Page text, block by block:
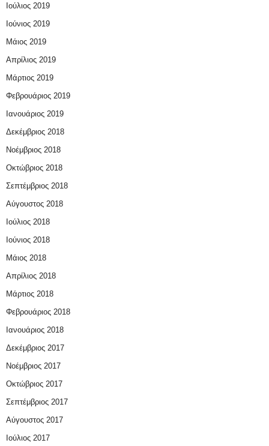
Ιούλιος 2019
Ιούνιος 2019
Μάιος 2019
Απρίλιος 2019
Μάρτιος 2019
Φεβρουάριος 2019
Ιανουάριος 2019
Δεκέμβριος 2018
Νοέμβριος 2018
Οκτώβριος 2018
Σεπτέμβριος 2018
Αύγουστος 2018
Ιούλιος 2018
Ιούνιος 2018
Μάιος 2018
Απρίλιος 2018
Μάρτιος 2018
Φεβρουάριος 2018
Ιανουάριος 2018
Δεκέμβριος 2017
Νοέμβριος 2017
Οκτώβριος 2017
Σεπτέμβριος 2017
Αύγουστος 2017
Ιούλιος 2017